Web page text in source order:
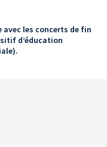
les concerts de fin
d’éducation